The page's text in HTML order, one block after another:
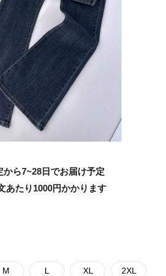
から7~28日でお届け予定
あたり 1000円かかります
M L XL 2XL